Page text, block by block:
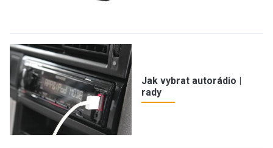
Jak vybrat autorádio |
rady